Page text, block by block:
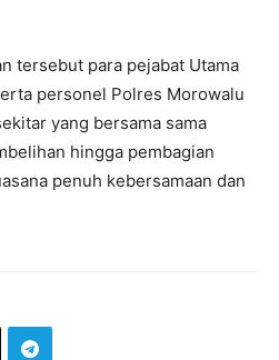
tersebut para pejabat Utama
personel Polres Morowalu
yang bersama sama
hingga pembagian
penuh kebersamaan dan